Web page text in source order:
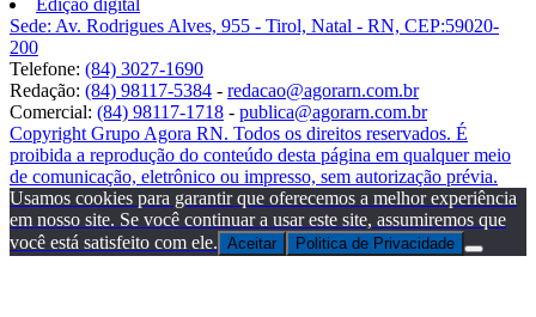
Sede: Av. Rodrigues Alves, 955 - Tirol, Natal - RN, CEP:59020-
200
Telefone: (84) 3027-1690
Redação: (84) 98117-5384 - redacao@agorarn.com.br
Comercial: (84) 98117-1718 - publica@agorarn.com.br
Copyright Grupo Agora RN. Todos os direitos reservados. É
proibida a reprodução do conteúdo desta página em qualquer meio
de comunicação, eletrônico ou impresso, sem autorização prévia.
Usamos cookies para garantir que oferecemos a melhor experiência
em nosso site. Se você continuar a usar este site, assumiremos que
você está satisfeito com ele. Aceitar Politica de Privacidade